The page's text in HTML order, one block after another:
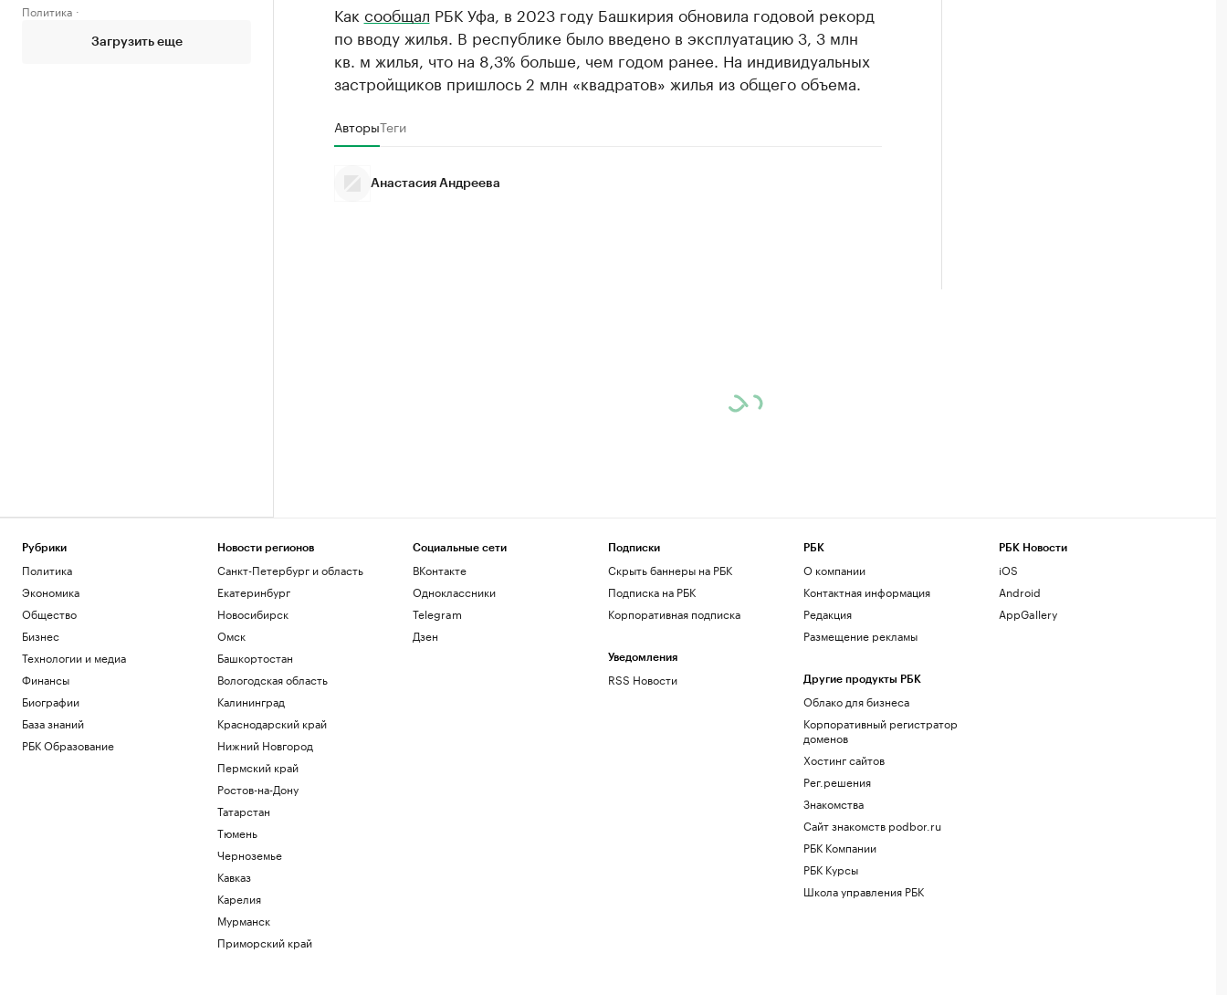
Политика
Загрузить еще
Как сообщал РБК Уфа, в 2023 году Башкирия обновила годовой рекорд
по вводу жилья. В республике было введено в эксплуатацию 3, 3 млн
кв. м жилья, что на 8,3% больше, чем годом ранее. На индивидуальных
застройщиков пришлось 2 млн «квадратов» жилья из общего объема.
АвторыТеги
Анастасия Андреева
Рубрики
Политика
Экономика
Общество
Бизнес
Технологии и медиа
Финансы
Биографии
База знаний
РБК Образование
Новости регионов
Санкт-Петербург и область
Екатеринбург
Новосибирск
Омск
Башкортостан
Вологодская область
Калининград
Краснодарский край
Нижний Новгород
Пермский край
Ростов-на-Дону
Татарстан
Тюмень
Черноземье
Кавказ
Карелия
Мурманск
Приморский край
Социальные сети
ВКонтакте
Одноклассники
Telegram
Дзен
Подписки
Скрыть баннеры на РБК
Подписка на РБК
Корпоративная подписка
Уведомления
RSS Новости
РБК
О компании
Контактная информация
Редакция
Размещение рекламы
Другие продукты РБК
Облако для бизнеса
Корпоративный регистратор
доменов
Хостинг сайтов
Рег.решения
Знакомства
Сайт знакомств podbor.ru
РБК Компании
РБК Курсы
Школа управления РБК
РБК Новости
iOS
Android
AppGallery